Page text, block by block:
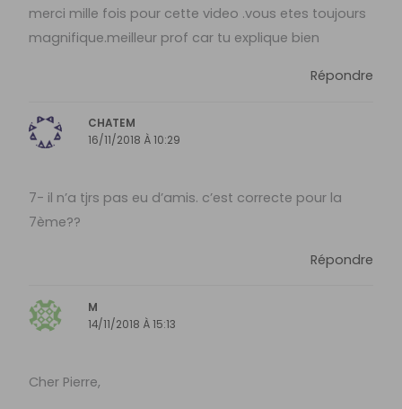
merci mille fois pour cette video .vous etes toujours
magnifique.meilleur prof car tu explique bien
Répondre
CHATEM
16/11/2018 À 10:29
7- il n’a tjrs pas eu d’amis. c’est correcte pour la
7ème??
Répondre
M
14/11/2018 À 15:13
Cher Pierre,